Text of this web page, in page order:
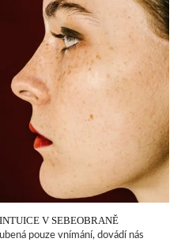
V SEBEOBRANĚ
pouze vnímání, dovádí nás